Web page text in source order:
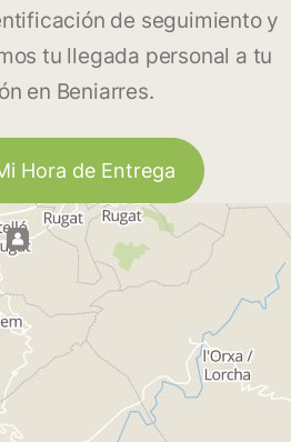
de seguimiento y
tu llegada personal a tu
en Beniarres.
Hora de Entrega